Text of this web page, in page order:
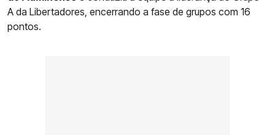
A da Libertadores, encerrando a fase de grupos com 16
pontos.